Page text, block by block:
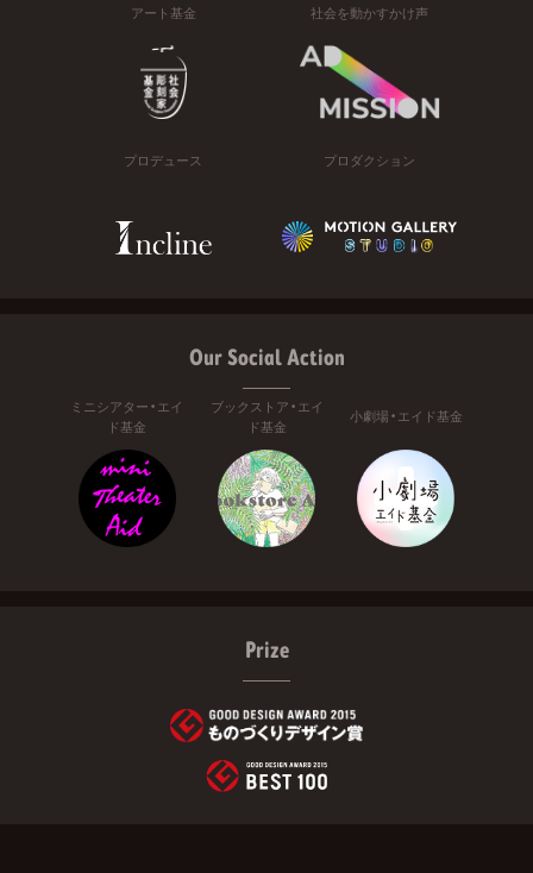
アート基金 社会を動かすかけ声
プロデュース プロダクション
Our Social Action
ミニシアター・エイ
ド基金
ブックストア・エイ
ド基金
小劇場・エイド基金
Prize